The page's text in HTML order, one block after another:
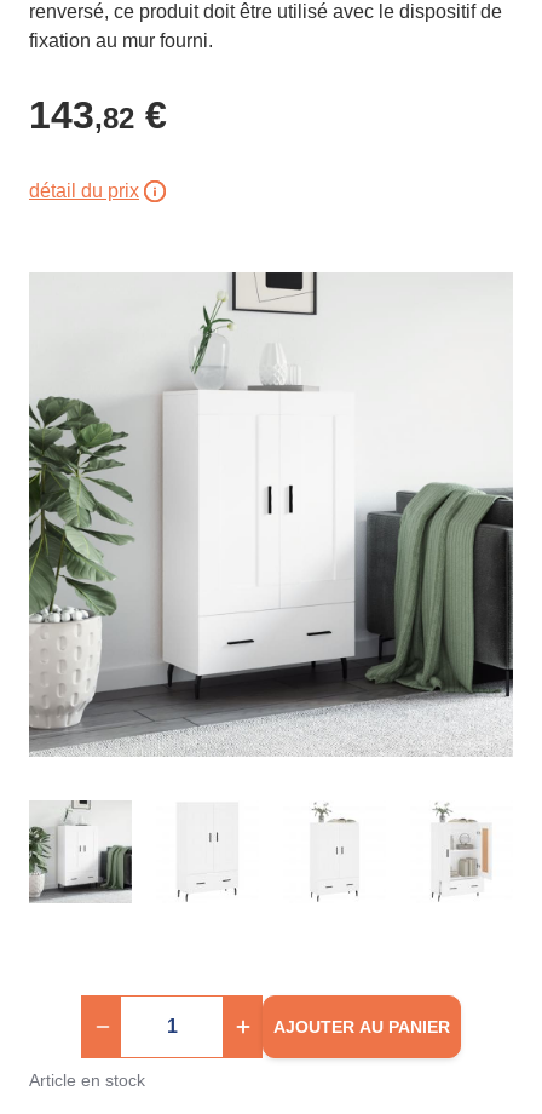
renversé, ce produit doit être utilisé avec le dispositif de
fixation au mur fourni.
143,82 €
détail du prix
AJOUTER AU PANIER
Article en stock